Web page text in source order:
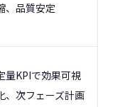
、品質安定
量KPIで効果可視
、次フェーズ計画